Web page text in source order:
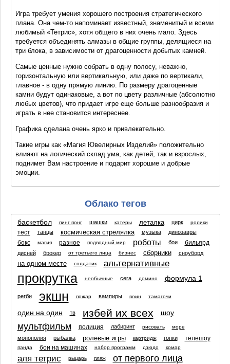
Игра требует умения хорошего построения стратегического
плана. Она чем-то напоминает известный, знаменитый и всеми
любимый «Тетрис», хотя общего в них очень мало. Здесь
требуется объединять алмазы в общие группы, делящиеся на
три блока, в зависимости от драгоценности добытых камней.
Самые ценные нужно собрать в одну полосу, неважно,
горизонтальную или вертикальную, или даже по вертикали,
главное - в одну прямую линию. По размеру драгоценные
камни будут одинаковые, а вот по цвету различные (абсолютно
любых цветов), что придает игре еще больше разнообразия и
играть в нее становится интереснее.
Графика сделана очень ярко и привлекательно.
Такие игры как «Магия Ювелирных Изделий» положительно
влияют на логический склад ума, как детей, так и взрослых,
поднимет Вам настроение и подарит хорошие и добрые
эмоции.
Облако тегов
баскетбол пинг понг шашки катеры леталка цирк ролики
тест танцы космическая стрелялка музыка динозавры
бокс магия разное подводный мир роботы бои бильярд
дисней брокер от третьего лица бизнес сборники сноуборд
на одном месте солдатик альтернативные
прокрутка необычные сега домино формула 1
регби экшн пожар вампиры воин тамагочи
один на один тв избей их всех шоу
мультфильм полиция лабиринт рисовать море
монополия рыбалка ролевые игры картридж гонки телешоу
панда бои на машинах набор программ дзюдо комар
аля тетрис рыцарь пляж от первого лица